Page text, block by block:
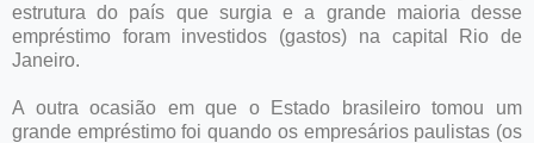
estrutura do país que surgia e a grande maioria desse
empréstimo foram investidos (gastos) na capital Rio de
Janeiro.
A outra ocasião em que o Estado brasileiro tomou um
grande empréstimo foi quando os empresários paulistas (os